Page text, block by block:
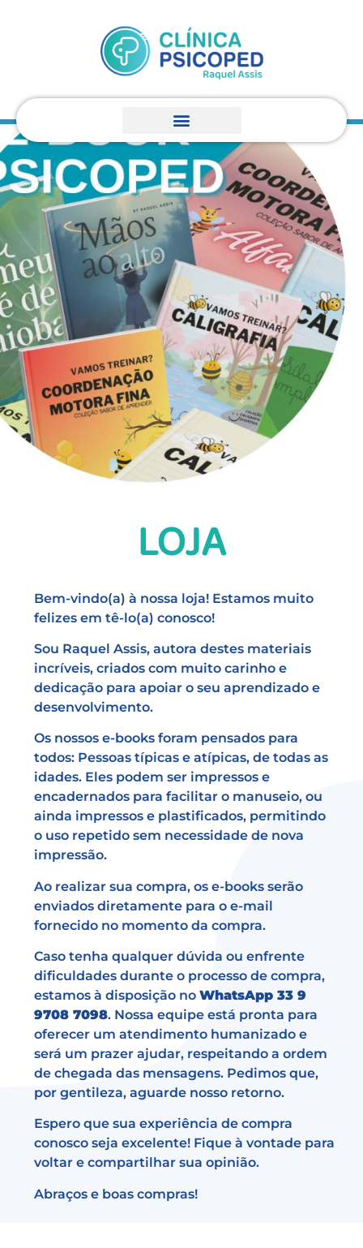
LOJA
Bem-vindo(a) à nossa loja! Estamos muito
felizes em tê-lo(a) conosco!
Sou Raquel Assis, autora destes materiais
incríveis, criados com muito carinho e
dedicação para apoiar o seu aprendizado e
desenvolvimento.
Os nossos e-books foram pensados para
todos: Pessoas típicas e atípicas, de todas as
idades. Eles podem ser impressos e
encadernados para facilitar o manuseio, ou
ainda impressos e plastificados, permitindo
o uso repetido sem necessidade de nova
impressão.
Ao realizar sua compra, os e-books serão
enviados diretamente para o e-mail
fornecido no momento da compra.
Caso tenha qualquer dúvida ou enfrente
dificuldades durante o processo de compra,
estamos à disposição noWhatsApp 33 9
9708 7098. Nossa equipe está pronta para
oferecer um atendimento humanizado e
será um prazer ajudar, respeitando a ordem
de chegada das mensagens. Pedimos que,
por gentileza, aguarde nosso retorno.
Espero que sua experiência de compra
conosco seja excelente! Fique à vontade para
voltar e compartilhar sua opinião.
Abraços e boas compras!